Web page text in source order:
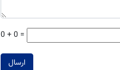
0 + 0 =
ارسال